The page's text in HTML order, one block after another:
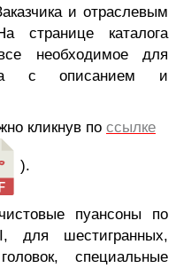
и отраслевым
странице каталога
необходимое для
с описанием и
кликнув по ссылке
).
пуансоны по
для шестигранных,
специальные